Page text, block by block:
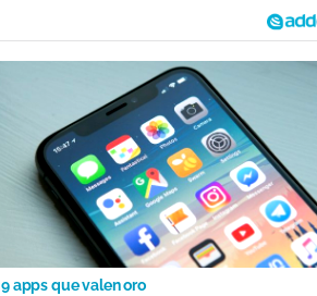
9 apps que valen oro